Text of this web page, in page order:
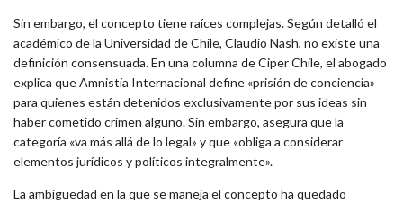
Sin embargo, el concepto tiene raíces complejas. Según detalló el
académico de la Universidad de Chile, Claudio Nash, no existe una
definición consensuada. En una columna de Ciper Chile, el abogado
explica que Amnistía Internacional define «prisión de conciencia»
para quienes están detenidos exclusivamente por sus ideas sin
haber cometido crimen alguno. Sin embargo, asegura que la
categoría «va más allá de lo legal» y que «obliga a considerar
elementos jurídicos y políticos integralmente».
La ambigüedad en la que se maneja el concepto ha quedado